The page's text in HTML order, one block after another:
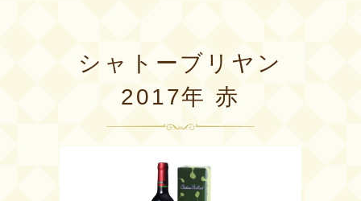
シャトーブリヤン
2017年 赤